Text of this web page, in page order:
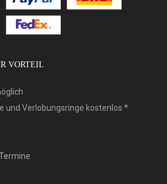
VORTEIL
und Verlobungsringe kostenlos *